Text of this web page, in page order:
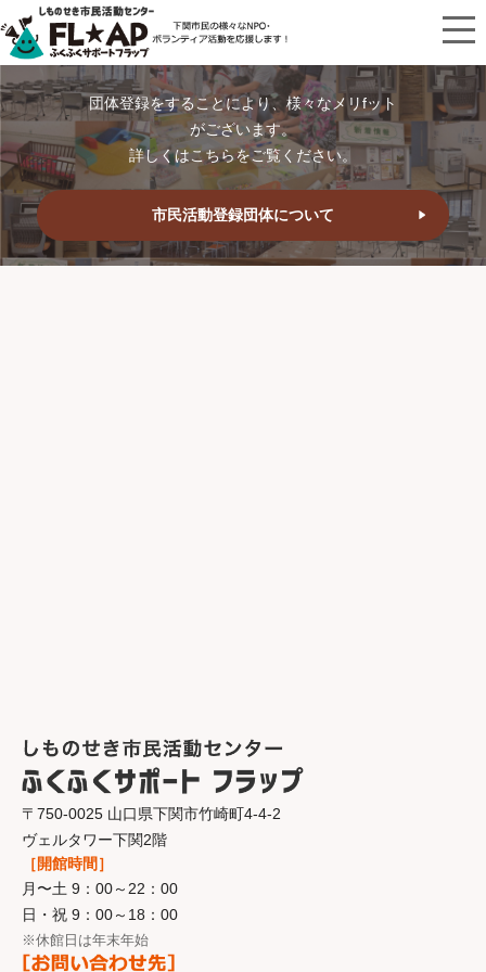
団体登録をすることにより、様々なメリfット
がございます。
詳しくはこちらをご覧ください。
市民活動登録団体について
〒750-0025 山口県下関市竹崎町4-4-2
ヴェルタワー下関2階
［開館時間］
月〜土 9：00～22：00
日・祝 9：00～18：00
※休館日は年末年始